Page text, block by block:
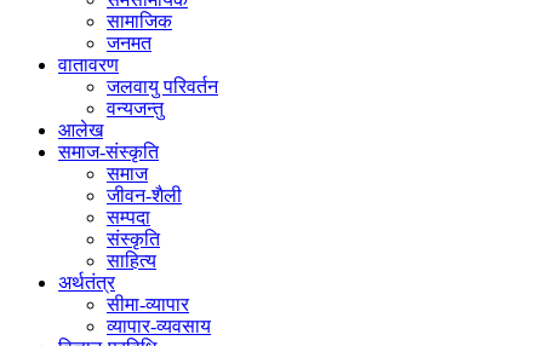
सामाजिक
जनमत
वातावरण
जलवायु परिवर्तन
वन्यजन्तु
आलेख
समाज-संस्कृति
समाज
जीवन-शैली
सम्पदा
संस्कृति
साहित्य
अर्थतंत्र
सीमा-व्यापार
व्यापार-व्यवसाय